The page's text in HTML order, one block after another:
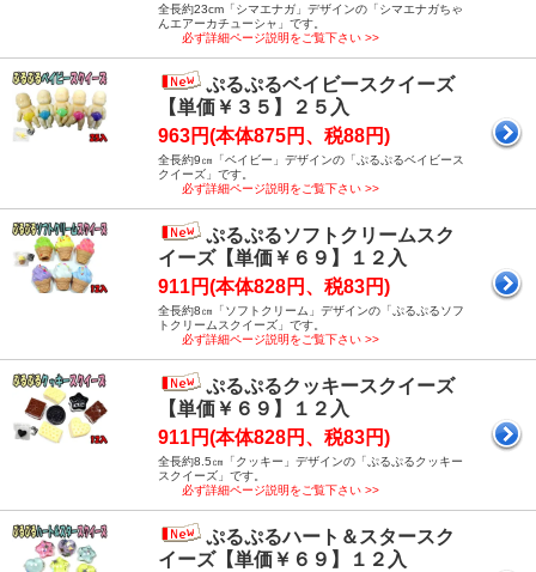
全長約23cm「シマエナガ」デザインの「シマエナガちゃ
んエアーカチューシャ」です。
必ず詳細ページ説明をご覧下さい >>
ぷるぷるベイビースクイーズ
【単価￥３５】２５入
963円(本体875円、税88円)
全長約9㎝「ベイビー」デザインの「ぷるぷるベイビース
クイーズ」です。
必ず詳細ページ説明をご覧下さい >>
ぷるぷるソフトクリームスク
イーズ【単価￥６９】１２入
911円(本体828円、税83円)
全長約8㎝「ソフトクリーム」デザインの「ぷるぷるソフ
トクリームスクイーズ」です。
必ず詳細ページ説明をご覧下さい >>
ぷるぷるクッキースクイーズ
【単価￥６９】１２入
911円(本体828円、税83円)
全長約8.5㎝「クッキー」デザインの「ぷるぷるクッキー
スクイーズ」です。
必ず詳細ページ説明をご覧下さい >>
ぷるぷるハート＆スタースク
イーズ【単価￥６９】１２入